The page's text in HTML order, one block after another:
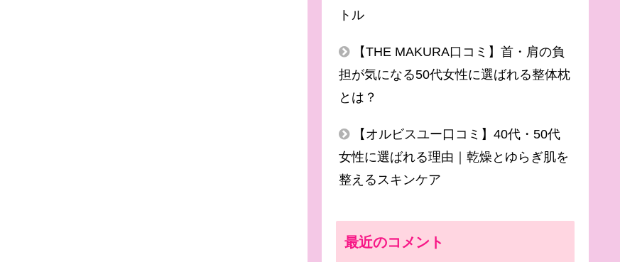
トル
【THE MAKURA口コミ】首・肩の負
担が気になる50代女性に選ばれる整体枕
とは？
【オルビスユー口コミ】40代・50代
女性に選ばれる理由｜乾燥とゆらぎ肌を
整えるスキンケア
最近のコメント